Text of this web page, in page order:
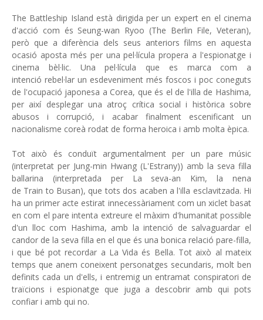
The Battleship Island està dirigida per un expert en el cinema
d'acció com és Seung-wan Ryoo (The Berlin File, Veteran),
però que a diferència dels seus anteriors films en aquesta
ocasió aposta més per una pel·lícula propera a l'espionatge i
cinema bèl·lic. Una pel·lícula que es marca com a
intenció rebel·lar un esdeveniment més foscos i poc coneguts
de l'ocupació japonesa a Corea, que és el de l'illa de Hashima,
per així desplegar una atroç crítica social i històrica sobre
abusos i corrupció, i acabar finalment escenificant un
nacionalisme coreà rodat de forma heroica i amb molta èpica.
Tot això és conduït argumentalment per un pare músic
(interpretat per Jung-min Hwang (L'Estrany)) amb la seva filla
ballarina (interpretada per La seva-an Kim, la nena
de Train to Busan), que tots dos acaben a l'illa esclavitzada. Hi
ha un primer acte estirat innecessàriament com un xiclet basat
en com el pare intenta extreure el màxim d'humanitat possible
d'un lloc com Hashima, amb la intenció de salvaguardar el
candor de la seva filla en el que és una bonica relació pare-filla,
i que bé pot recordar a La Vida és Bella. Tot això al mateix
temps que anem coneixent personatges secundaris, molt ben
definits cada un d'ells, i entremig un entramat conspiratori de
traïcions i espionatge que juga a descobrir amb qui pots
confiar i amb qui no.